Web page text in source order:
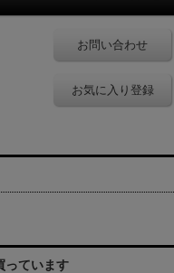
お問い合わせ
お気に入り登録
っています